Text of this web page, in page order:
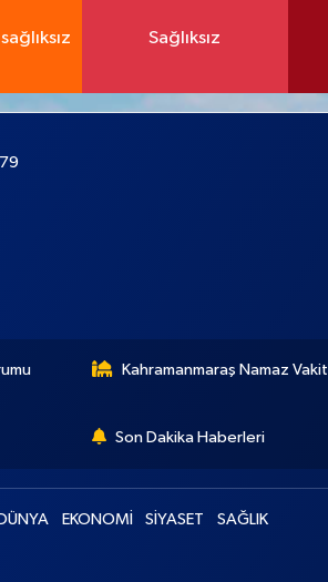
Sağlıksız
Kahramanmaraş Namaz
Son Dakika Haberleri
DÜNYA EKONOMİ SİYASET
SAĞLIK